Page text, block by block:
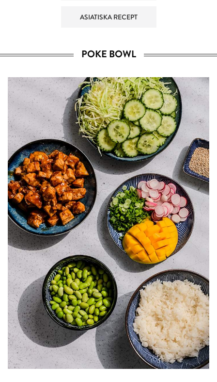
ASIATISKA RECEPT
POKE BOWL